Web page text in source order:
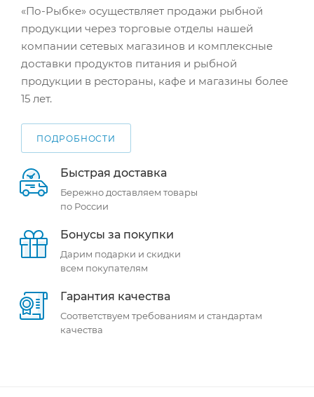
«По-Рыбке» осуществляет продажи рыбной
продукции через торговые отделы нашей
компании сетевых магазинов и комплексные
доставки продуктов питания и рыбной
продукции в рестораны, кафе и магазины более
15 лет.
ПОДРОБНОСТИ
Быстрая доставка
Бережно доставляем товары
по России
Бонусы за покупки
Дарим подарки и скидки
всем покупателям
Гарантия качества
Соответствуем требованиям и стандартам
качества